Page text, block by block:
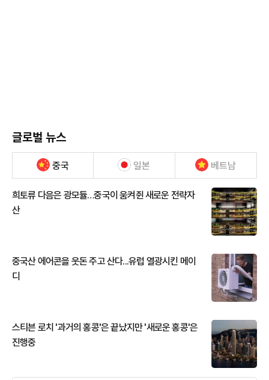
글로벌 뉴스
중국 일본 베트남
희토류 다음은 광모듈…중국이 움켜쥔 새로운 전략자
산
중국산 에어콘을 웃돈 주고 산다...유럽 열광시킨 메이
디
스티븐 로치 '과거의 홍콩'은 끝났지만 '새로운 홍콩'은
진행중